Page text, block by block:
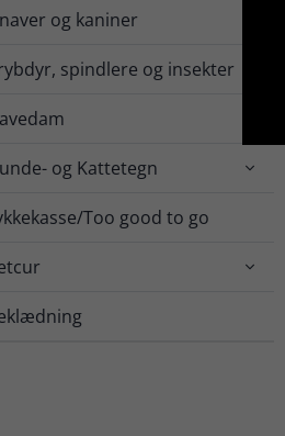
og kaniner
spindlere og insekter
og Kattetegn 
Too good to go
